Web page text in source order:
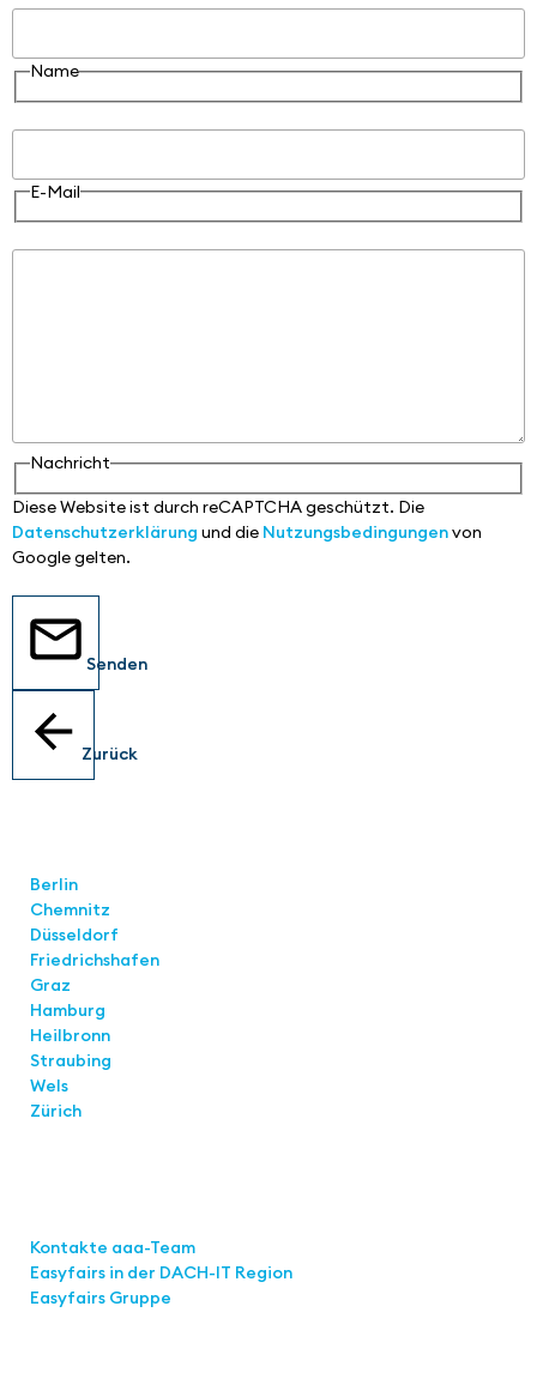
Name
E-Mail
Nachricht
Diese Website ist durch reCAPTCHA geschützt. Die
Datenschutzerklärung und die Nutzungsbedingungenvon
Google gelten.
Senden
Zurück
Berlin
Chemnitz
Düsseldorf
Friedrichshafen
Graz
Hamburg
Heilbronn
Straubing
Wels
Zürich
Kontakte aaa-Team
Easyfairs in der DACH-IT Region
Easyfairs Gruppe